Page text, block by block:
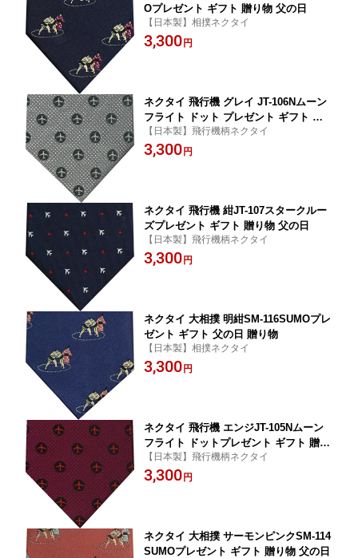
Oプレゼント ギフト 贈り物 父の日
【日本製】相撲ネクタイ
3,300 円
ネクタイ 飛行機 グレイ JT-106Nムーン
フライト ドット プレゼント ギフト 贈
り物 父の日
【日本製】飛行機柄ネクタイ
3,300 円
ネクタイ 飛行機 紺JT-107スタークルー
ズプレゼント ギフト 贈り物 父の日
【日本製】飛行機柄ネクタイ
3,300 円
ネクタイ 大相撲 明紺SM-116SUMOプレ
ゼント ギフト 父の日 贈り物
【日本製】相撲ネクタイ
3,300 円
ネクタイ 飛行機 エンジJT-105Nムーン
フライト ドットプレゼント ギフト 贈り
物 父の日
【日本製】飛行機柄ネクタイ
3,300 円
ネクタイ 大相撲 サーモンピンクSM-114
SUMOプレゼント ギフト 贈り物 父の日